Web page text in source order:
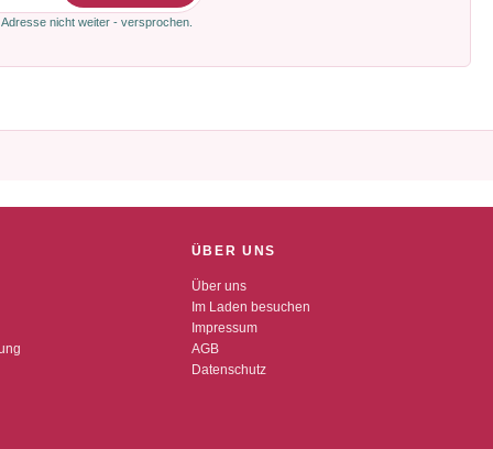
nicht weiter - versprochen.
ÜBER UNS
Über uns
Im Laden besuchen
Impressum
AGB
Datenschutz